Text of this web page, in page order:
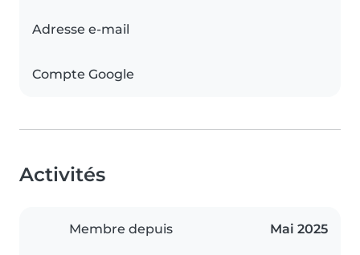
Adresse e-mail
Compte Google
Activités
Membre depuis Mai 2025